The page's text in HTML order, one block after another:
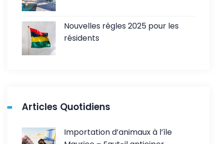
Nouvelles règles 2025 pour les
résidents
Articles Quotidiens
Importation d’animaux à l’île